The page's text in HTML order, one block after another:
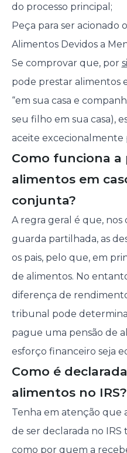
do processo principal;
Peça para ser acionado
Alimentos Devidos a
Se comprovar que, por
pode prestar alimentos
“em sua casa e
seu filho em sua casa),
aceite
Como funciona a
alimentos em
conjunta?
A regra geral é que, nos
guarda partilhada, as
os pais, pelo que, em
de alimentos. No
diferença de
tribunal pode
pague uma pensão de
esforço financeiro seja
Como é
alimentos no IRS?
Tenha em atenção que
de ser declarada no
como por quem a